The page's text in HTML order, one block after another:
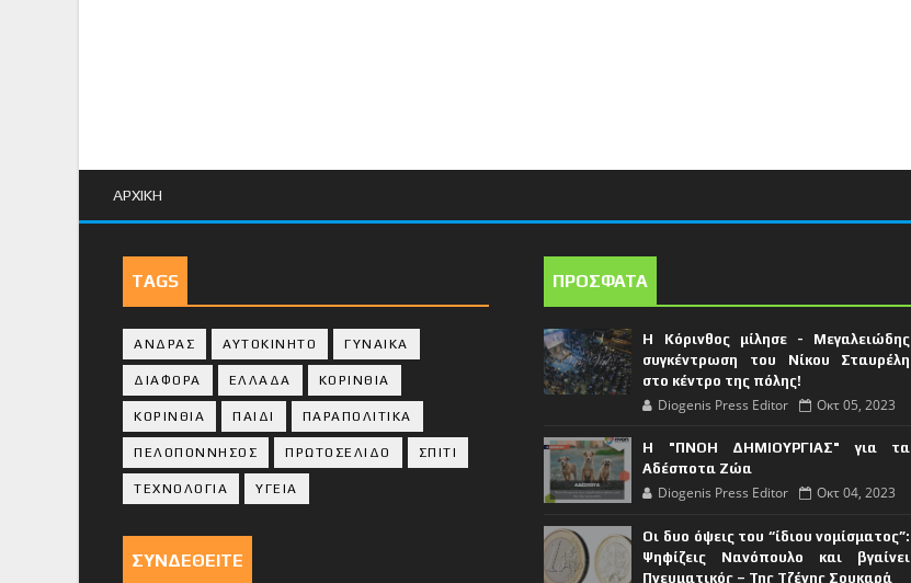
ΑΡΧΙΚΗ
TAGS
ΑΝΔΡΑΣ ΑΥΤΟΚΙΝΗΤΟ ΓΥΝΑΙΚΑ
ΔΙΑΦΟΡΑ ΕΛΛΑΔΑ ΚΟΡΙΝΘΙΑ
ΚΟΡΙΝΘΙA ΠΑΙΔΙ ΠΑΡΑΠΟΛΙΤΙΚΑ
ΠΕΛΟΠΟΝΝΗΣΟΣ ΠΡΩΤΟΣΕΛΙΔΟ ΣΠΙΤΙ
ΤΕΧΝΟΛΟΓΙΑ ΥΓΕΙΑ
ΣΥΝΔΕΘΕΙΤΕ
ΠΡΟΣΦΑΤΑ
Η Κόρινθος μίλησε - Μεγαλειώδης
συγκέντρωση του Νίκου Σταυρέλη
στο κέντρο της πόλης!
Diogenis Press Editor Οκτ 05, 2023
Η "ΠΝΟΗ ΔΗΜΙΟΥΡΓΙΑΣ" για τα
Αδέσποτα Ζώα
Diogenis Press Editor Οκτ 04, 2023
Οι δυο όψεις του “ίδιου νομίσματος”:
Ψηφίζεις Νανόπουλο και βγαίνει
Πνευματικός – Της Τζένης Σουκαρά